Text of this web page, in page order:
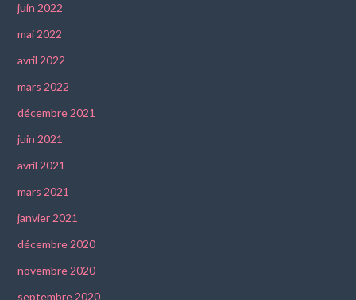
juin 2022
mai 2022
avril 2022
mars 2022
décembre 2021
juin 2021
avril 2021
mars 2021
janvier 2021
décembre 2020
novembre 2020
septembre 2020